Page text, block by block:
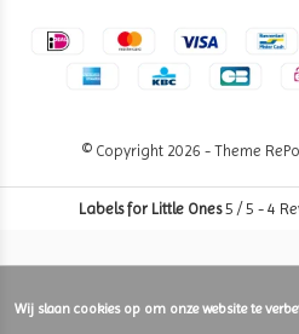
© Copyright 2026 - Theme
Labels for Little Ones5 / 5 - 4
Wij slaan cookies op om onze website te